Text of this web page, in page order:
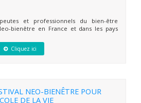
et professionnels du bien-être
bienêtre en France et dans les pays
Cliquez ici
NEO-BIENÊTRE POUR
DE LA VIE